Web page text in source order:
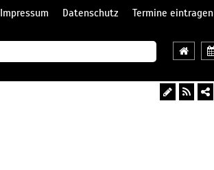
Impressum Datenschutz Termine eintragen